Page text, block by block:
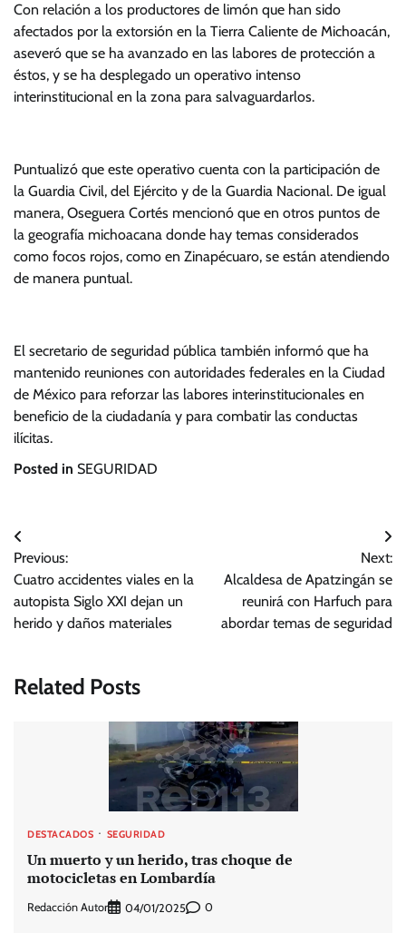
Con relación a los productores de limón que han sido
afectados por la extorsión en la Tierra Caliente de Michoacán,
aseveró que se ha avanzado en las labores de protección a
éstos, y se ha desplegado un operativo intenso
interinstitucional en la zona para salvaguardarlos.
Puntualizó que este operativo cuenta con la participación de
la Guardia Civil, del Ejército y de la Guardia Nacional. De igual
manera, Oseguera Cortés mencionó que en otros puntos de
la geografía michoacana donde hay temas considerados
como focos rojos, como en Zinapécuaro, se están atendiendo
de manera puntual.
El secretario de seguridad pública también informó que ha
mantenido reuniones con autoridades federales en la Ciudad
de México para reforzar las labores interinstitucionales en
beneficio de la ciudadanía y para combatir las conductas
ilícitas.
Posted in SEGURIDAD
Navegación
de
entradas
Previous:
Cuatro accidentes viales en la
autopista Siglo XXI dejan un
herido y daños materiales
Next:
Alcaldesa de Apatzingán se
reunirá con Harfuch para
abordar temas de seguridad
Related Posts
DESTACADOS SEGURIDAD
Un muerto y un herido, tras choque de
motocicletas en Lombardía
Redacción Autor 04/01/2025 0